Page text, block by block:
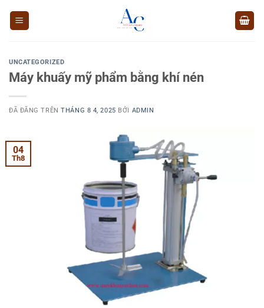
UNCATEGORIZED
Máy khuấy mỹ phẩm bằng khí nén
ĐÃ ĐĂNG TRÊNTHÁNG 8 4, 2025 BỞI ADMIN
04
Th8